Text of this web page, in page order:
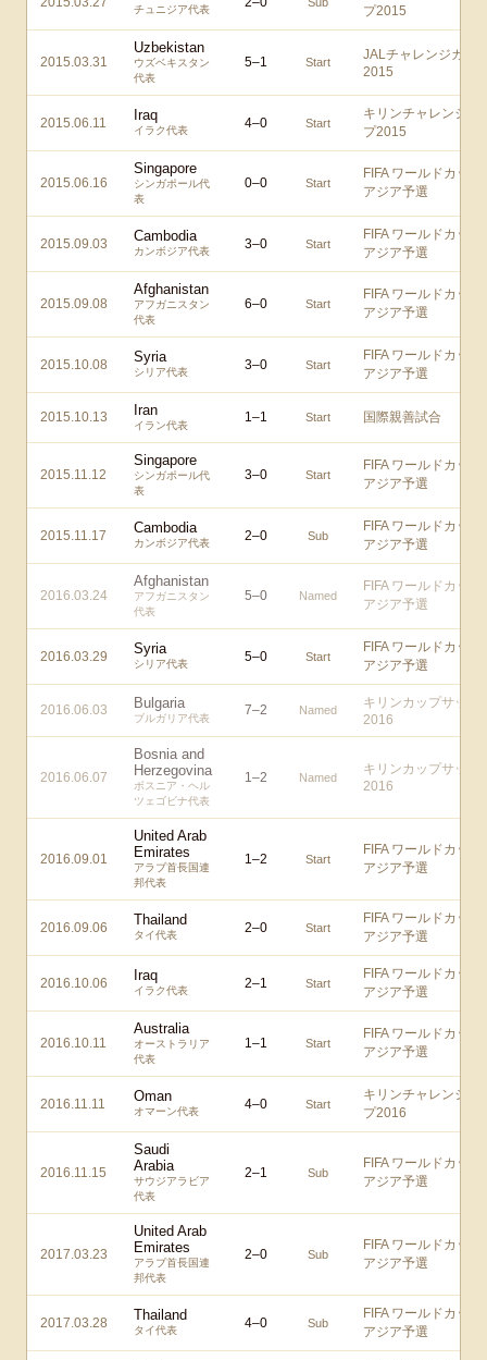
チュニジア代表
プ2015
2015.03.31
Uzbekistan
ウズベキスタン
代表
5–1 Start
JALチャレンジカッ
2015
2015.06.11 Iraq
イラク代表 4–0 Start
キリンチャレンジカ
プ2015
2015.06.16
Singapore
シンガポール代
表
0–0 Start
FIFA ワールドカップ
アジア予選
2015.09.03 Cambodia
カンボジア代表 3–0 Start
FIFA ワールドカップ
アジア予選
2015.09.08
Afghanistan
アフガニスタン
代表
6–0 Start
FIFA ワールドカップ
アジア予選
2015.10.08 Syria
シリア代表 3–0 Start
FIFA ワールドカップ
アジア予選
2015.10.13 Iran
イラン代表
1–1 Start 国際親善試合
2015.11.12
Singapore
シンガポール代
表
3–0 Start
FIFA ワールドカップ
アジア予選
2015.11.17 Cambodia
カンボジア代表 2–0 Sub
FIFA ワールドカップ
アジア予選
2016.03.24
Afghanistan
アフガニスタン
代表
5–0 Named
FIFA ワールドカップ
アジア予選
2016.03.29 Syria
シリア代表 5–0 Start
FIFA ワールドカップ
アジア予選
2016.06.03 Bulgaria
ブルガリア代表
7–2 Named
キリンカップサッカ
2016
2016.06.07
Bosnia and
Herzegovina
ボスニア・ヘル
ツェゴビナ代表
1–2 Named
キリンカップサッカ
2016
2016.09.01
United Arab
Emirates
アラブ首長国連
邦代表
1–2 Start
FIFA ワールドカップ
アジア予選
2016.09.06 Thailand
タイ代表 2–0 Start
FIFA ワールドカップ
アジア予選
2016.10.06 Iraq
イラク代表 2–1 Start
FIFA ワールドカップ
アジア予選
2016.10.11
Australia
オーストラリア
代表
1–1 Start
FIFA ワールドカップ
アジア予選
2016.11.11 Oman
オマーン代表 4–0 Start
キリンチャレンジカ
プ2016
2016.11.15
Saudi
Arabia
サウジアラビア
代表
2–1 Sub
FIFA ワールドカップ
アジア予選
2017.03.23
United Arab
Emirates
アラブ首長国連
邦代表
2–0 Sub
FIFA ワールドカップ
アジア予選
2017.03.28 Thailand
タイ代表 4–0 Sub
FIFA ワールドカップ
アジア予選